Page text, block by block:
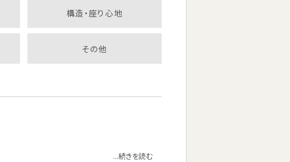
構造・座り心地
その他
...続きを読む